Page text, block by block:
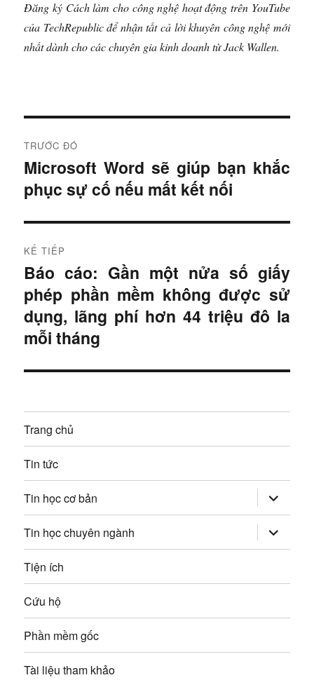
Đăng ký Cách làm cho công nghệ hoạt động trên YouTube
của TechRepublic để nhận tất cả lời khuyên công nghệ mới
nhất dành cho các chuyên gia kinh doanh từ Jack Wallen.
i
ề
u
h
ư
ớ
n
g
à
i
v
i
ế
t
TRƯỚC ĐÓ
B
à
t
r
ư
ớ
c
:
Microsoft Word sẽ giúp bạn khắc
phục sự cố nếu mất kết nối
KẾ TIẾP
B
à
i
ế
:
Báo cáo: Gần một nửa số giấy
phép phần mềm không được sử
dụng, lãng phí hơn 44 triệu đô la
mỗi tháng
Trang chủ
Tin tức
Tin học cơ bản mở
rộng
trình
đơn
con
Tin học chuyên ngành mở
rộng
trình
Tiện ích
Cứu hộ
Phần mềm gốc
Tài liệu tham khảo